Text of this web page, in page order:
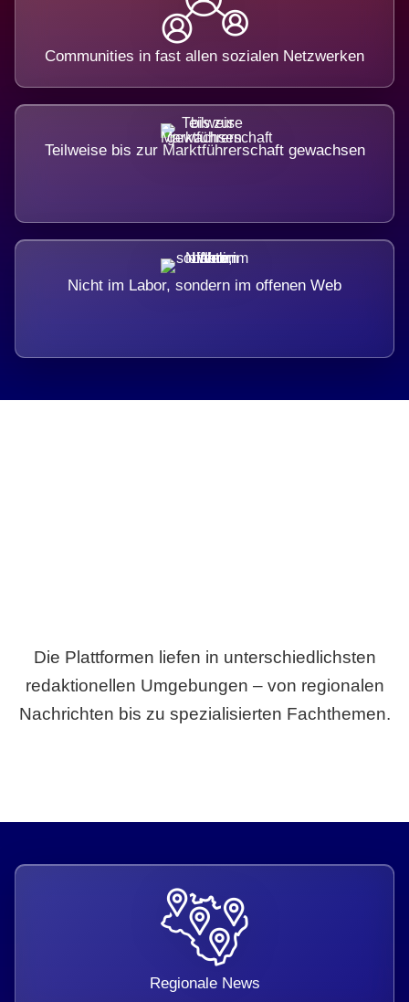
Communities in fast allen sozialen Netzwerken
Teilweise bis zur Marktführerschaft gewachsen
Nicht im Labor, sondern im offenen Web
Die Plattformen liefen in unterschiedlichsten
redaktionellen Umgebungen – von regionalen
Nachrichten bis zu spezialisierten Fachthemen.
Regionale News